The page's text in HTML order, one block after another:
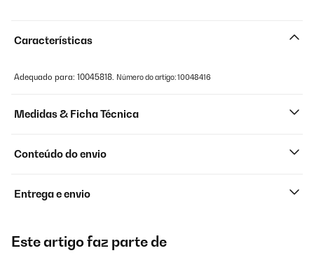
Características
Adequado para: 10045818. Número do artigo: 10048416
Medidas & Ficha Técnica
Conteúdo do envio
Entrega e envio
Este artigo faz parte de